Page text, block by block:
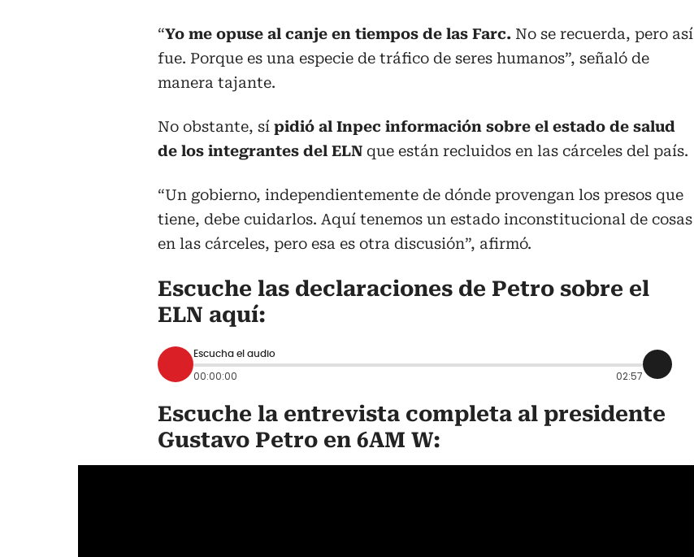
“Yo me opuse al canje en tiempos de las Farc. No se recuerda, pero así
fue. Porque es una especie de tráfico de seres humanos”, señaló de
manera tajante.
No obstante, sí pidió al Inpec información sobre el estado de salud
de los integrantes del ELN que están recluidos en las cárceles del país.
“Un gobierno, independientemente de dónde provengan los presos que
tiene, debe cuidarlos. Aquí tenemos un estado inconstitucional de cosas
en las cárceles, pero esa es otra discusión”, afirmó.
Escuche las declaraciones de Petro sobre el
ELN aquí:
Escucha el audio
00:00:00 02:57
Escuche la entrevista completa al presidente
Gustavo Petro en 6AM W: